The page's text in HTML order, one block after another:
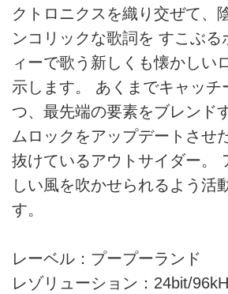
クトロニクスを織り交ぜて、
ンコリックな歌詞を すこぶる
ィーで歌う新しくも懐かしい
示します。 あくまでキャッチ
つ、最先端の要素をブレンド
ムロックをアップデートさせ
抜けているアウトサイダー。
しい風を吹かせられるよう活
す。
レーベル：プープーランド
レゾリューション：24bit/